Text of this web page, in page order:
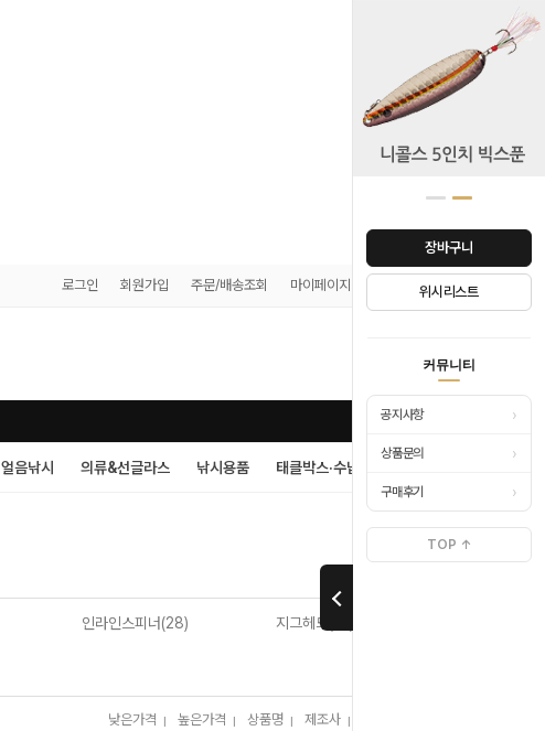
장바구니
위시리스트
커뮤니티
공지사항 ›
상품문의 ›
구매후기 ›
TOP ↑
로그인 회원가입 주문/배송조회 마이페이지
얼음낚시 의류&선글라스 낚시용품 태클박스·수납
Home>쏘가리루어>스푼
인라인스피너(28) 지그헤드(10)
낮은가격 I 높은가격 I 상품명 I 제조사 I